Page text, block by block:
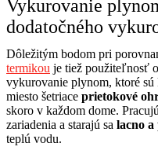
Vykurovanie
dodatočného
Dôležitým bodom pri
termikou je tiež použiteľnosť
vykurovanie plynom, ktoré
miesto šetriace prietokové
skoro v každom dome.
zariadenia a starajú sa lacno a
teplú vodu.